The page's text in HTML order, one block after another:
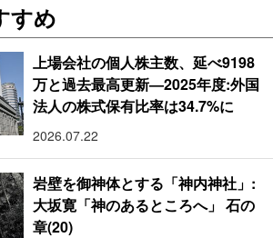
すめ
上場会社の個人株主数、延べ9198
万と過去最高更新―2025年度:外国
法人の株式保有比率は34.7%に
2026.07.22
岩壁を御神体とする「神内神社」:
大坂寛「神のあるところへ」 石の
章(20)